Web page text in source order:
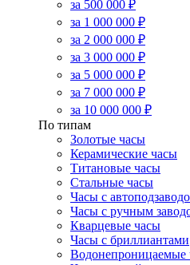
за 500 000 ₽
за 1 000 000 ₽
за 2 000 000 ₽
за 3 000 000 ₽
за 5 000 000 ₽
за 7 000 000 ₽
за 10 000 000 ₽
По типам
Золотые часы
Керамические часы
Титановые часы
Стальные часы
Часы с
Часы с ручным
Кварцевые часы
Часы с бриллиантами
Водонепроницаемые